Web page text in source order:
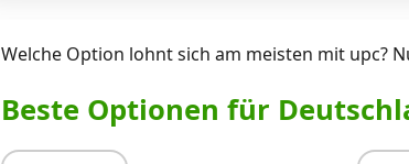
Welche Option lohnt sich am meisten mit upc?
Beste Optionen für